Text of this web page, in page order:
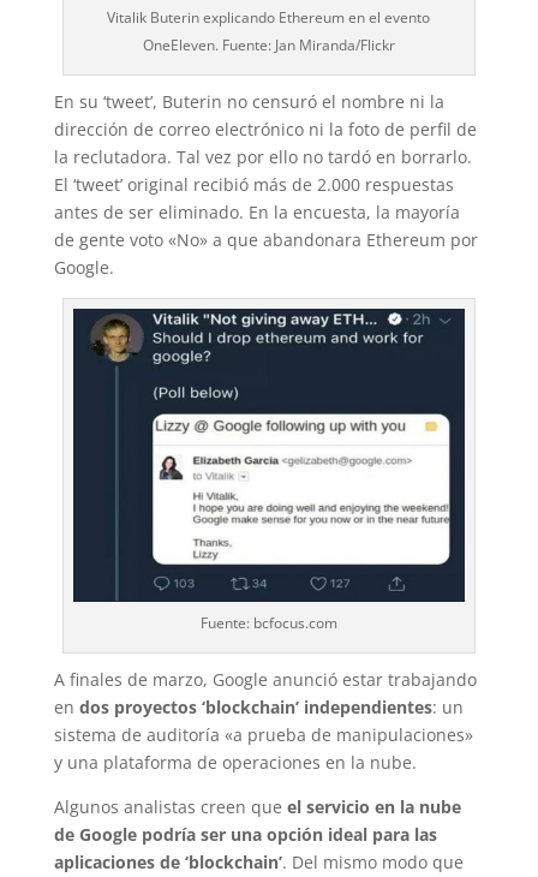
Vitalik Buterin explicando Ethereum en el evento
OneEleven. Fuente: Jan Miranda/Flickr
En su ‘tweet’, Buterin no censuró el nombre ni la
dirección de correo electrónico ni la foto de perfil de
la reclutadora. Tal vez por ello no tardó en borrarlo.
El ‘tweet’ original recibió más de 2.000 respuestas
antes de ser eliminado. En la encuesta, la mayoría
de gente voto «No» a que abandonara Ethereum por
Google.
Fuente: bcfocus.com
A finales de marzo, Google anunció estar trabajando
en dos proyectos ‘blockchain’ independientes: un
sistema de auditoría «a prueba de manipulaciones»
y una plataforma de operaciones en la nube.
Algunos analistas creen que el servicio en la nube
de Google podría ser una opción ideal para las
aplicaciones de ‘blockchain’. Del mismo modo que